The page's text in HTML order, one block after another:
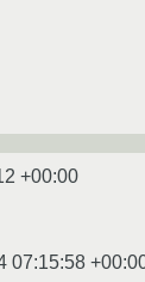
+00:00
07:15:58